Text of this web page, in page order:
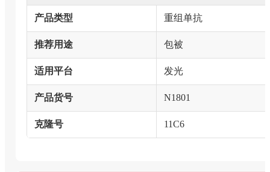
产品类型 重组单抗
推荐用途 包被
适用平台 发光
产品货号 N1801
克隆号 11C6